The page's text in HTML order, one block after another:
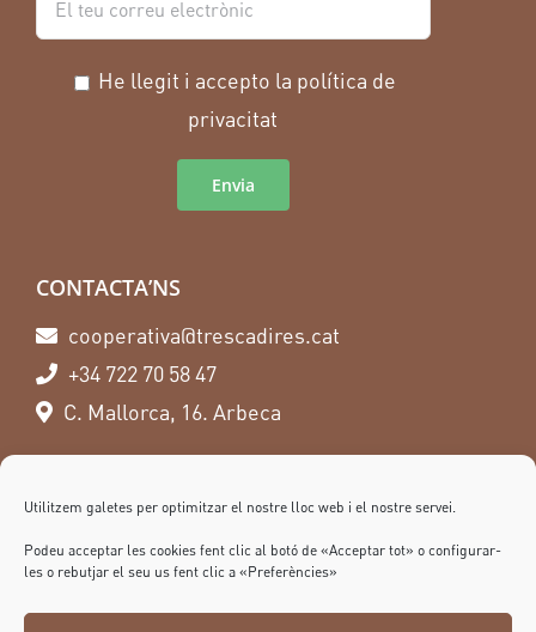
Utilitzem galetes per optimitzar el nostre lloc web i el nostre servei.
Podeu acceptar les cookies fent clic al botó de «Acceptar tot» o configurar-
les o rebutjar el seu us fent clic a «Preferències»
He llegit i accepto la política de
privacitat
CONTACTA’NS
cooperativa@trescadires.cat
+34 722 70 58 47
C. Mallorca, 16. Arbeca
SEGUEIX-NOS